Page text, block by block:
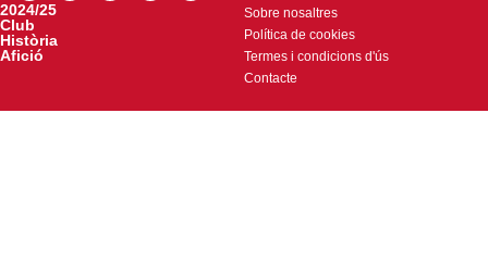
2024/25
Club
Història
Afició
Sobre nosaltres
Política de cookies
Termes i condicions d'ús
Contacte